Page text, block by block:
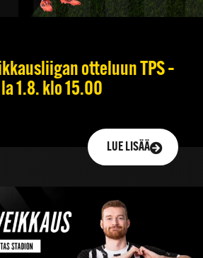
otteluun TPS –
1.8. klo 15.00
LUE LISÄÄ